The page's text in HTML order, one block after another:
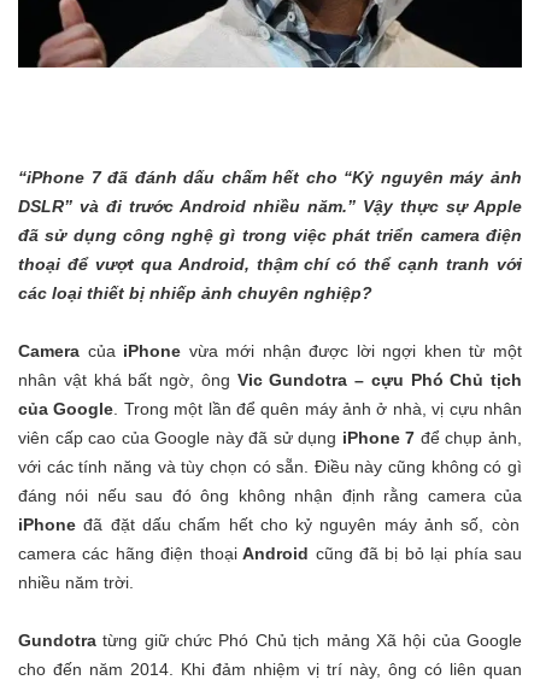
“iPhone 7 đã đánh dấu chấm hết cho “Kỷ nguyên máy ảnh
DSLR” và đi trước Android nhiều năm.” Vậy thực sự Apple
đã sử dụng công nghệ gì trong việc phát triển camera điện
thoại để vượt qua Android, thậm chí có thể cạnh tranh với
các loại thiết bị nhiếp ảnh chuyên nghiệp?
Camera của iPhone vừa mới nhận được lời ngợi khen từ một
nhân vật khá bất ngờ, ông Vic Gundotra – cựu Phó Chủ tịch
của Google . Trong một lần để quên máy ảnh ở nhà, vị cựu nhân
viên cấp cao của Google này đã sử dụng iPhone 7 để chụp ảnh,
với các tính năng và tùy chọn có sẵn. Điều này cũng không có gì
đáng nói nếu sau đó ông không nhận định rằng camera của
iPhone đã đặt dấu chấm hết cho kỷ nguyên máy ảnh số, còn
camera các hãng điện thoạiAndroid cũng đã bị bỏ lại phía sau
nhiều năm trời.
Gundotra từng giữ chức Phó Chủ tịch mảng Xã hội của Google
cho đến năm 2014. Khi đảm nhiệm vị trí này, ông có liên quan